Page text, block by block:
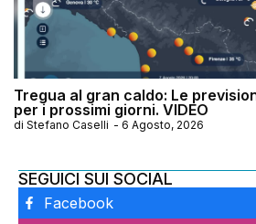
Tregua al gran caldo: Le
per i prossimi giorni. VIDEO
di Stefano Caselli - 6 Agosto, 2026
SEGUICI SUI SOCIAL
Facebook